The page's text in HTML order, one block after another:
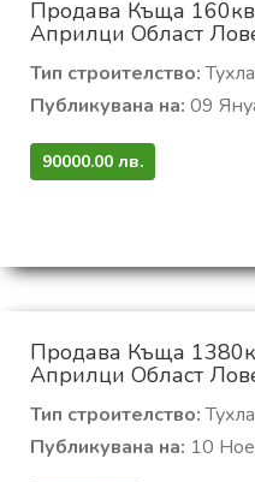
Продава Къща
Априлци Област
Тип строителство:
Публикувана на: 09
90000.00 лв.
Продава Къща
Априлци Област
Тип строителство:
Публикувана на: 10